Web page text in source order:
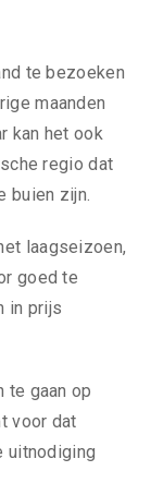
te bezoeken
maanden
kan het ook
regio dat
buien zijn.
laagseizoen,
goed te
in prijs
te gaan op
voor dat
uitnodiging